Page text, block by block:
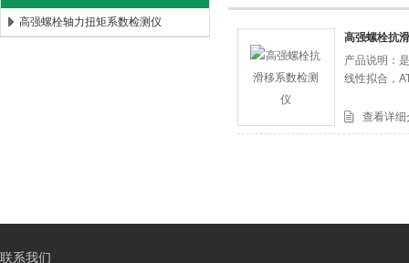
北京时代新天测控技术有限公司
高强螺栓轴力扭矩系数检测仪
高强螺栓抗
产品说明：
线性拟合，
查看详细
联系我们